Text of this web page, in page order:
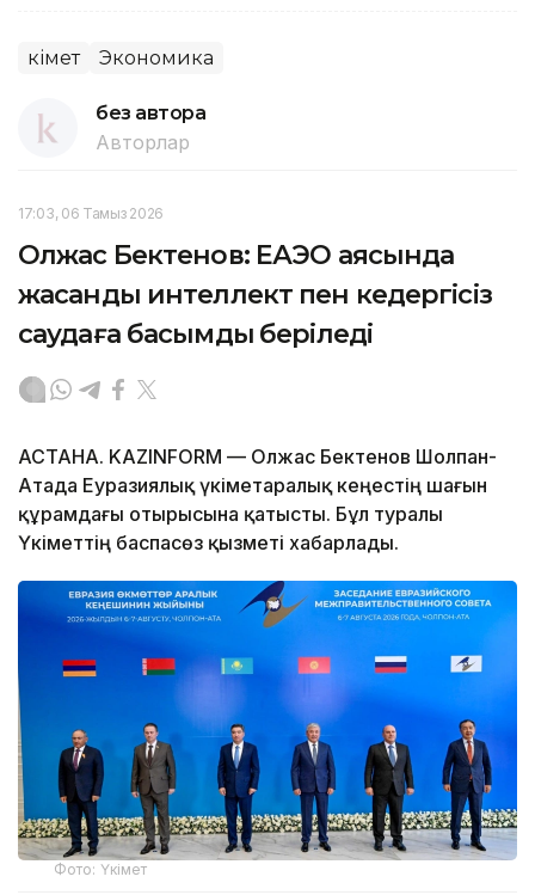
Үкімет Экономика
без автора
Авторлар
17:03, 06 Тамыз 2026
Олжас Бектенов: ЕАЭО аясында
жасанды интеллект пен кедергісіз
саудаға басымдық беріледі
АСТАНА. KAZINFORM — Олжас Бектенов Шолпан-
Атада Еуразиялық үкіметаралық кеңестің шағын
құрамдағы отырысына қатысты. Бұл туралы
Үкіметтің баспасөз қызметі хабарлады.
Фото: Үкімет